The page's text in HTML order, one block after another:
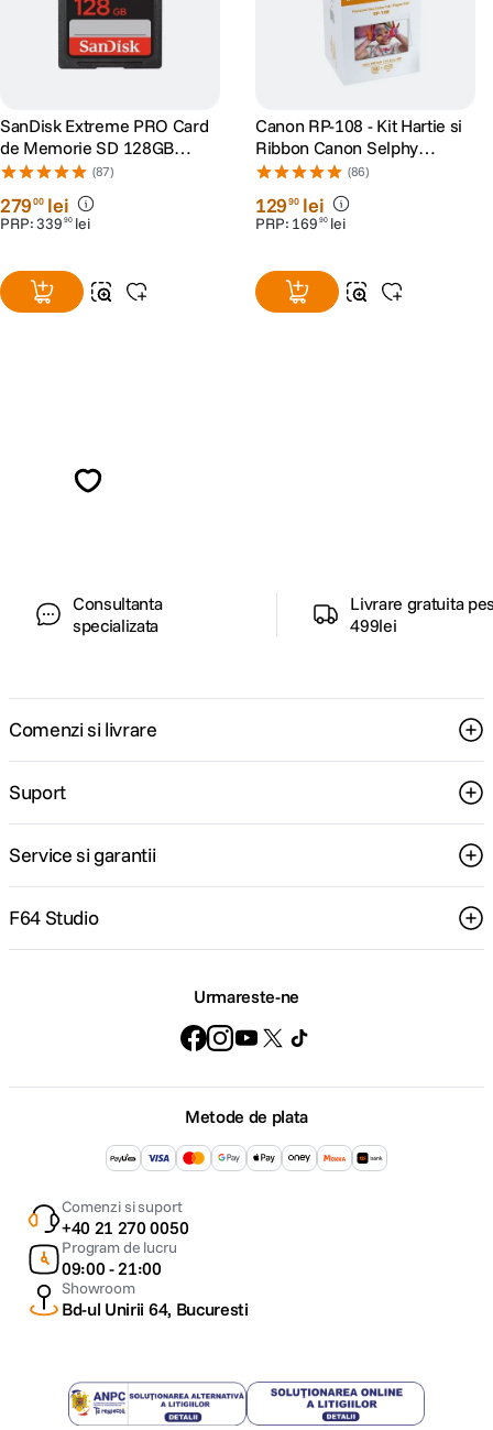
SanDisk Extreme PRO Card
de Memorie SD 128GB
SDXC UHS-I Class 10 U3 V30
+ 2 Ani RescuePRO Deluxe
(87)
27900 lei
PRP:339 90 lei
Canon RP-108 - Kit Hartie si
Ribbon Canon Selphy
CP910, CP1200, CP1300,
CP1500
(86)
12990 lei
PRP: 169 90 lei
Consultanta
specializata
Livrare gratuita
499lei
Comenzi si livrare
Suport
Service si garantii
F64 Studio
Urmareste-ne
Metode de plata
Comenzi si suport
+40 21 270 0050
Program de lucru
09:00 - 21:00
Showroom
Bd-ul Unirii 64, Bucuresti